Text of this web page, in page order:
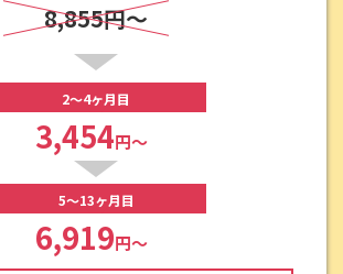
8,855円～
2～4ヶ月目
3,454円～
5～13ヶ月目
6,919円～